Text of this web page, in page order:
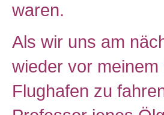
waren.
Als wir uns am
wieder vor
Flughafen zu